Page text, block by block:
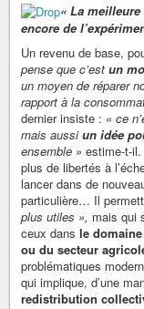
« La
encore de
Un revenu de base,
pense que c’est un
un moyen de réparer
rapport à la
dernier insiste : « ce
mais aussiun idée
ensemble » estime-t-il.
plus de libertés à
lancer dans de
particulière… Il
plus utiles », mais qui
ceux dans le
ou du secteur
problématiques
qui implique, d’une
redistribution